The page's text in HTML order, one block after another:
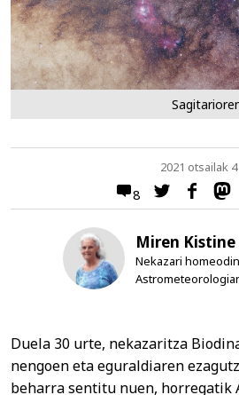
8
2021 otsailak 4
Miren
Nekazari
Duela 30 urte, nekazaritza
nengoen eta eguraldiaren
beharra sentitu nuen, horregatik